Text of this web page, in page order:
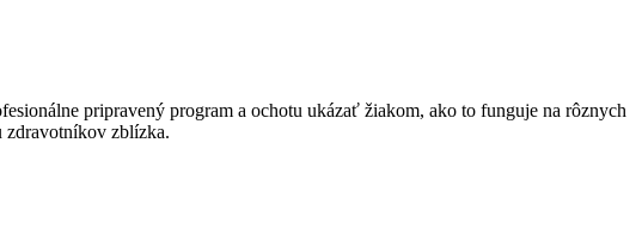
pripravený program a ochotu ukázať žiakom, ako to funguje na rôznych
zdravotníkov zblízka.